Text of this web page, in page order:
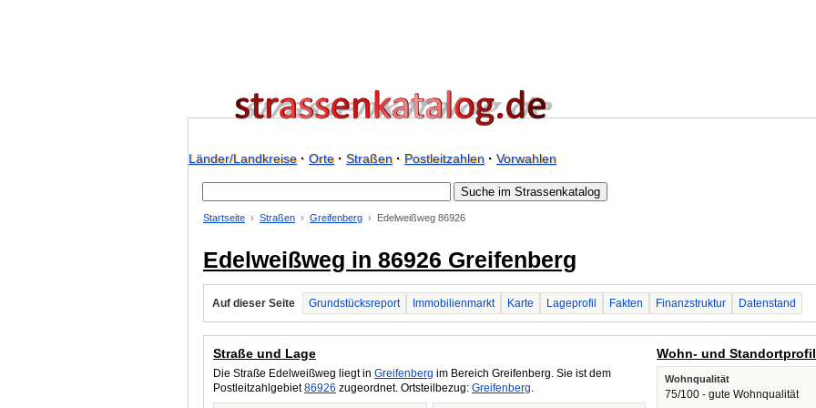
Länder/Landkreise· Orte· Straßen· Postleitzahlen· Vorwahlen
Startseite Straßen Greifenberg Edelweißweg 86926
Edelweißweg in 86926 Greifenberg
Auf dieser Seite Grundstücksreport Immobilienmarkt Karte Lageprofil Fakten Finanzstruktur Datenstand
Straße und Lage
Die Straße Edelweißweg liegt in Greifenberg im Bereich Greifenberg. Sie ist dem
Postleitzahlgebiet86926 zugeordnet. Ortsteilbezug: Greifenberg.
Wohn- und Standortprofil
Wohnqualität
75/100 - gute Wohnqualität